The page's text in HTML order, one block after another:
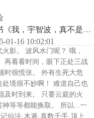
我，宇智波，真不是三代火影》已发
01-16 10:02:01
影。 波风水门呢？ 哦，
再看看时间，眼下正处三战
时很慌张。 外有生死大危
境很不妙啊！ 难道自己也
及时到来。 只要云庭的火
等等都能换取。 所以...一
仙法·木遁·真数千手·顶上